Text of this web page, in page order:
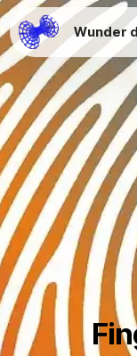
Wunder